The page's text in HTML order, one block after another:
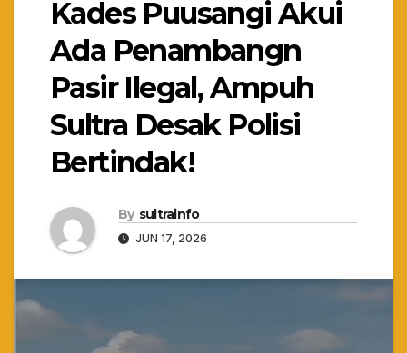
Kades Puusangi Akui
Ada Penambangn
Pasir Ilegal, Ampuh
Sultra Desak Polisi
Bertindak!
By sultrainfo
JUN 17, 2026